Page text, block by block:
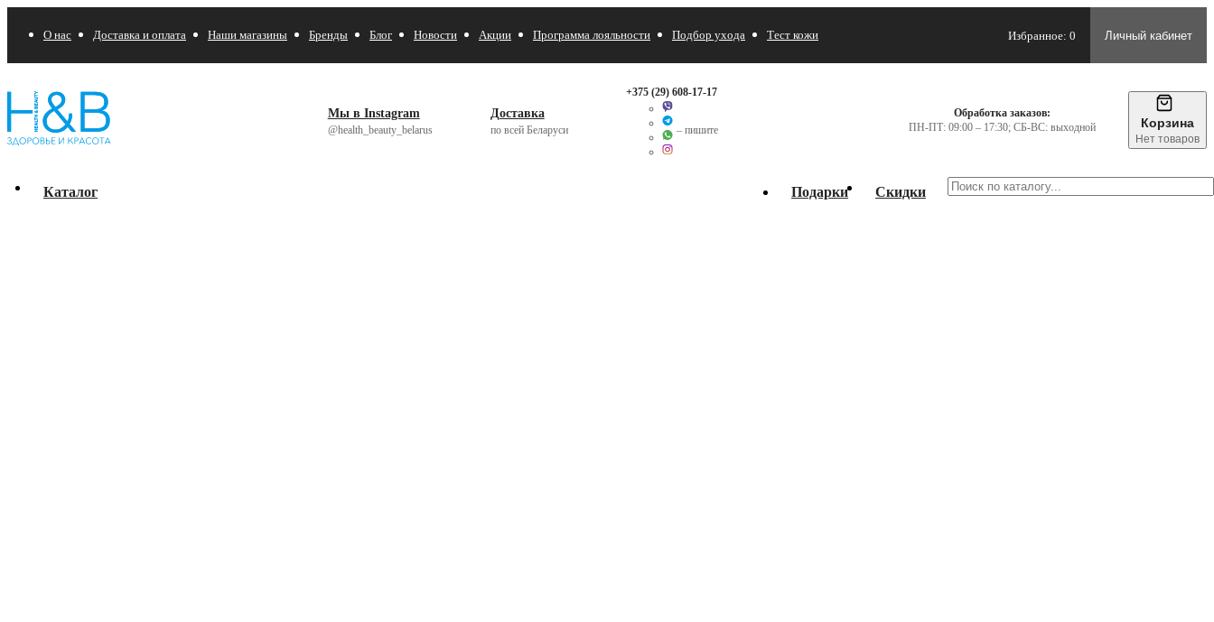
О нас Доставка и оплата Наши магазины Бренды Блог Новости Акции Программа лояльности Подбор ухода Тест кожи Избранное: 0 Личный кабинет
Мы в Instagram
@health_beauty_belarus
Доставка
по всей Беларуси
+375 (29) 608-17-17
– пишите
Обработка заказов:
ПН-ПТ: 09:00 – 17:30; СБ-ВС: выходной
Корзина
Нет товаров
Каталог Подарки Скидки